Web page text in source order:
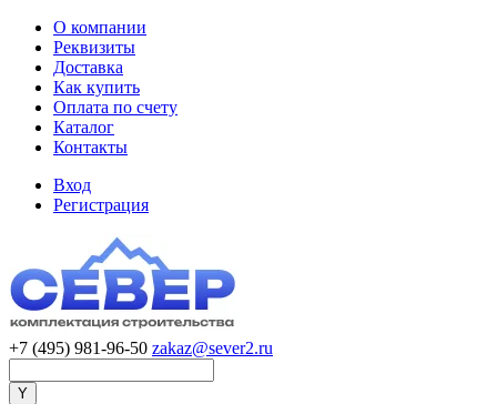
О компании
Реквизиты
Доставка
Как купить
Оплата по счету
Каталог
Контакты
Вход
Регистрация
+7 (495) 981-96-50 zakaz@sever2.ru